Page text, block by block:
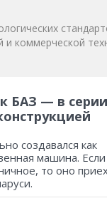
коммерческой
БАЗ — в
создавался как
машина.
то оно